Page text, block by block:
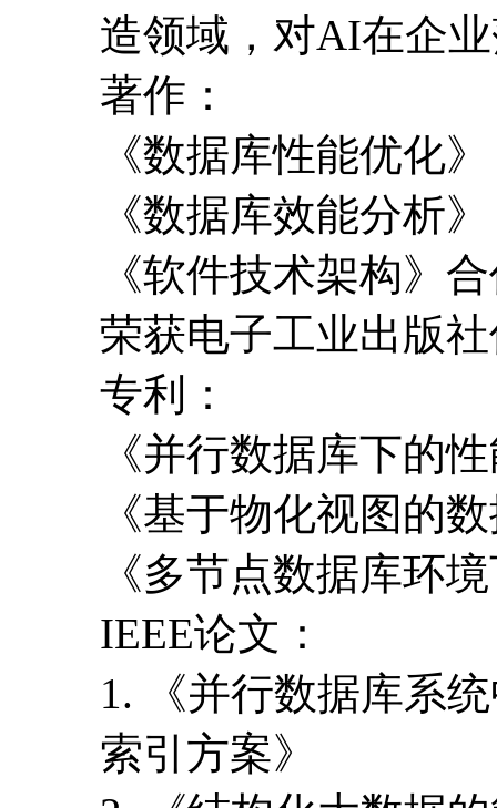
造领域，对AI在企
著作：
《数据库性能优化
《数据库效能分析
《软件技术架构》
荣获电子工业出版
专利：
《并行数据库下的
《基于物化视图的
《多节点数据库环
IEEE论文：
1. 《并行数据库系
索引方案》